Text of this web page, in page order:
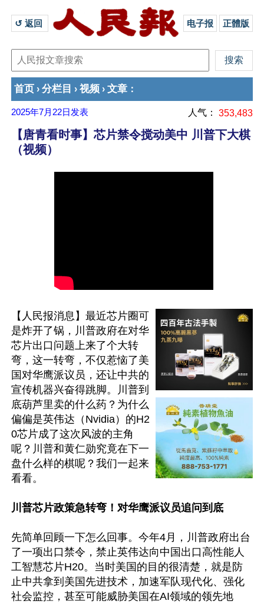
↺ 返回 电子报 正體版
首页 › 分栏目 › 视频 › 文章 ：
2025年7月22日 发表 人气： 353,483
【唐青看时事】芯片禁令搅动美中 川普下大棋
（视频）
【人民报消息】最近芯片圈可
是炸开了锅，川普政府在对华
芯片出口问题上来了个大转
弯，这一转弯，不仅惹恼了美
国对华鹰派议员，还让中共的
宣传机器兴奋得跳脚。川普到
底葫芦里卖的什么药？为什么
偏偏是英伟达（Nvidia）的H2
0芯片成了这次风波的主角
呢？川普和黄仁勋究竟在下一
盘什么样的棋呢？我们一起来
看看。
川普芯片政策急转弯！对华鹰派议员追问到底
先简单回顾一下怎么回事。今年4月，川普政府出台
了一项出口禁令，禁止英伟达向中国出口高性能人
工智慧芯片H20。当时美国的目的很清楚，就是防
止中共拿到美国先进技术，加速军队现代化、强化
社会监控，甚至可能威胁美国在AI领域的领先地